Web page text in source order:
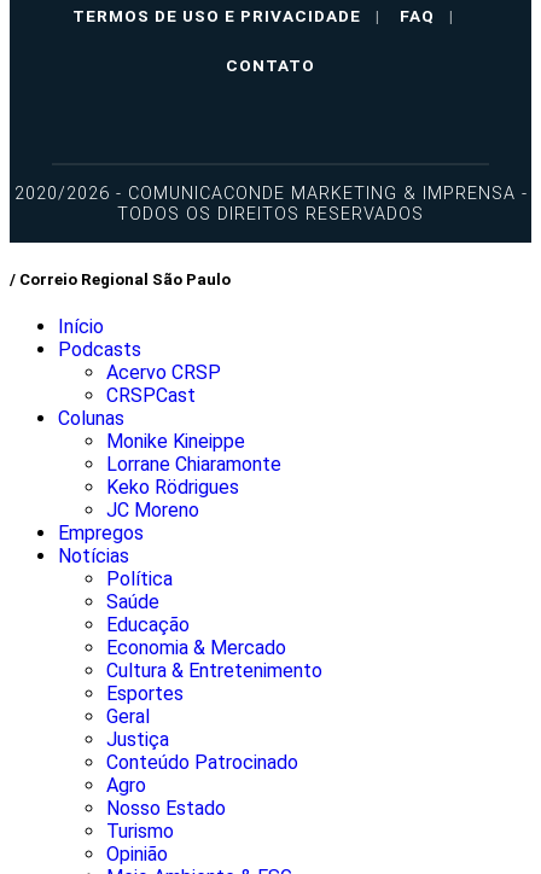
TERMOS DE USO E PRIVACIDADE | FAQ |
CONTATO
2020/2026 - COMUNICACONDE MARKETING & IMPRENSA -
TODOS OS DIREITOS RESERVADOS
/ Correio Regional São Paulo
Início
Podcasts
Acervo CRSP
CRSPCast
Colunas
Monike Kineippe
Lorrane Chiaramonte
Keko Rödrigues
JC Moreno
Empregos
Notícias
Política
Saúde
Educação
Economia & Mercado
Cultura & Entretenimento
Esportes
Geral
Justiça
Conteúdo Patrocinado
Agro
Nosso Estado
Turismo
Opinião